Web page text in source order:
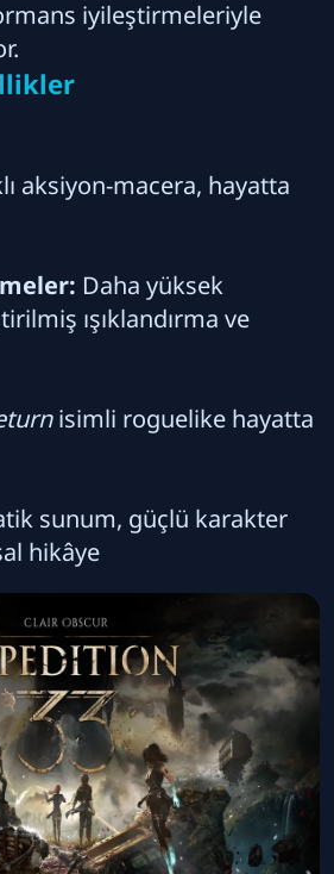
iyileştirmeleriyle
aksiyon-macera, hayatta
Daha yüksek
ışıklandırma ve
isimli roguelike hayatta
sunum, güçlü karakter
hikâye